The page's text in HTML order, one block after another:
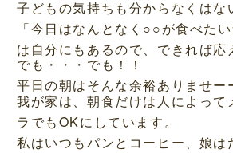
子どもの気持ちも分からなくはな
「今日はなんとなく○○が食べた
は自分にもあるので、できれば応
でも・・・でも！！
平日の朝はそんな余裕ありませー
我が家は、朝食だけは人によって
ラでもOKにしています。
私はいつもパンとコーヒー、娘は